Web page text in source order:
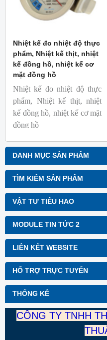
DANH MỤC SẢN PHẨM
TÌM KIẾM SẢN PHẨM
VẬT TƯ TIÊU HAO
MODULE TIN TỨC 2
LIÊN KẾT WEBSITE
HỔ TRỢ TRỰC TUYẾN
THỐNG KÊ
Nhiệt kế đo nhiệt độ thực
phẩm, Nhiệt kế thịt, nhiệt
kế đồng hồ, nhiệt kế cơ
mặt đồng hồ
Nhiệt kế đo nhiệt độ thực
phẩm, Nhiệt kế thịt, nhiệt
kế đồng hồ, nhiệt kế cơ mặt
đồng hồ
Thương hiệu: Blue Gizmo
CÔNG TY TNHH